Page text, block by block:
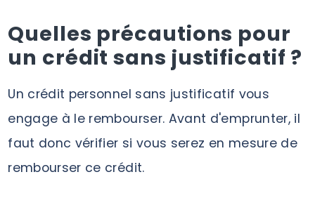
Quelles précautions pour
un crédit sans justificatif ?
Un crédit personnel sans justificatif vous
engage à le rembourser. Avant d'emprunter, il
faut donc vérifier si vous serez en mesure de
rembourser ce crédit.